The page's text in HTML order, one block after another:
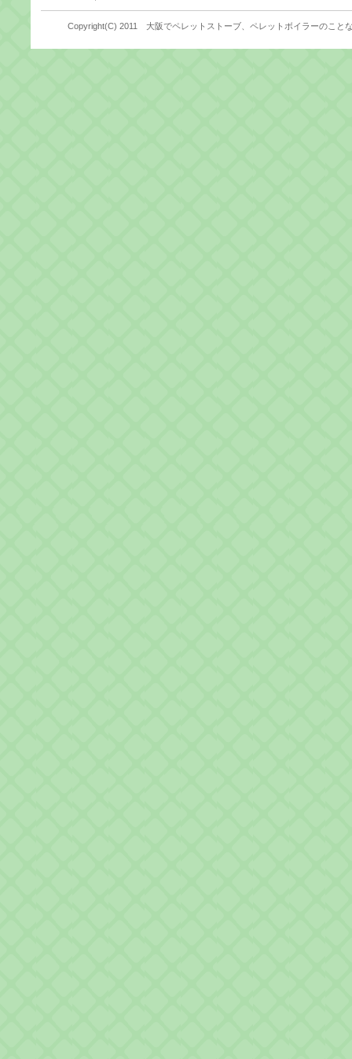
Copyright(C) 2011 大阪でペレットストーブ、ペレットボイラーのこと